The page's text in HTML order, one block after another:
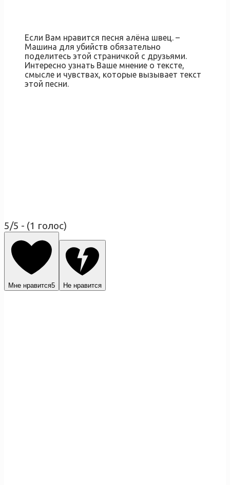
Если Вам нравится песня алёна швец. –
Машина для убийств обязательно
поделитесь этой страничкой с друзьями.
Интересно узнать Ваше мнение о тексте,
смысле и чувствах, которые вызывает текст
этой песни.
5/5 - (1 голос)
Мне нравится5 Не нравится